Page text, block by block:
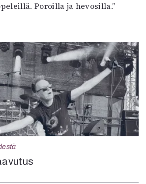
Poroilla ja hevosilla.”